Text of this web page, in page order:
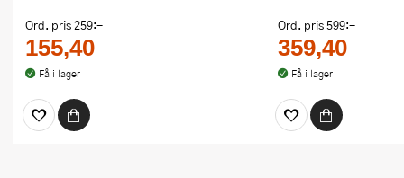
Ord. pris259:-
155,40
Få i lager
Ord. pris599:-
359,40
Få i lager